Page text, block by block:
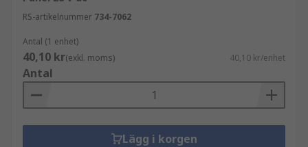
RS-artikelnummer 734-7062
Antal (1 enhet)
40,10 kr(exkl. moms) 40,10 kr/enhet
Antal
Lägg i korgen